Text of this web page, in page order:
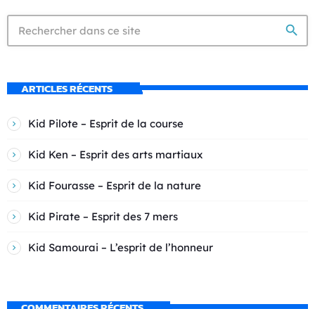
search
ARTICLES RÉCENTS
Kid Pilote – Esprit de la course
Kid Ken – Esprit des arts martiaux
Kid Fourasse – Esprit de la nature
Kid Pirate – Esprit des 7 mers
Kid Samourai – L’esprit de l’honneur